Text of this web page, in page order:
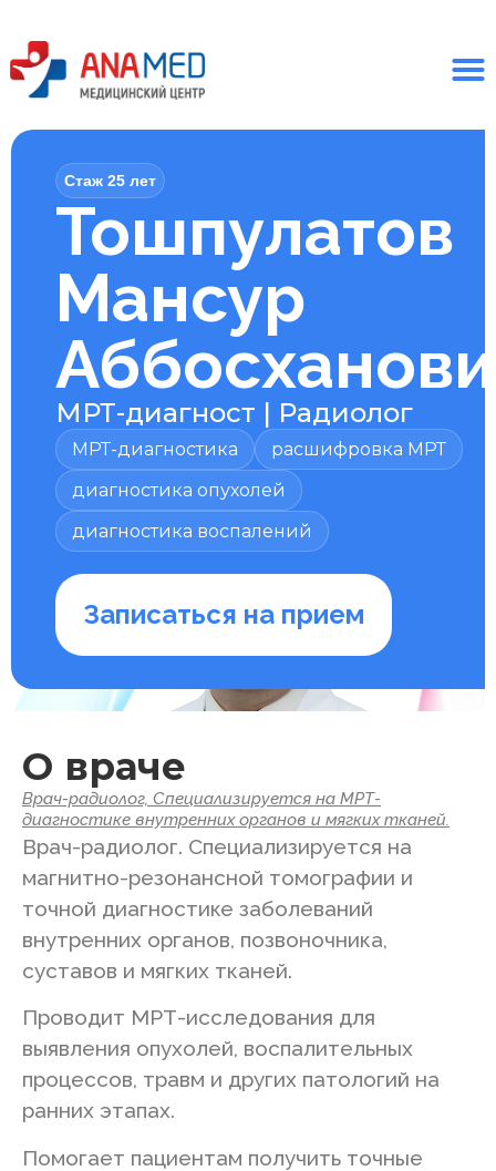
Стаж 25 лет
Тошпулатов
Мансур
МРТ-диагност | Радиолог
МРТ-диагностика
расшифровка МРТ
диагностика опухолей
диагностика воспалений
Записаться на прием
О враче
Врач-радиолог, Специализируется на МРТ-
диагностике внутренних органов и мягких тканей.
Врач-радиолог. Специализируется на
магнитно-резонансной томографии и
точной диагностике заболеваний
внутренних органов, позвоночника,
суставов и мягких тканей.
Проводит МРТ-исследования для
выявления опухолей, воспалительных
процессов, травм и других патологий на
ранних этапах.
Помогает пациентам получить точные